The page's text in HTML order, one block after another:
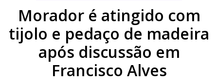
Morador é atingido com
tijolo e pedaço de madeira
após discussão em
Francisco Alves